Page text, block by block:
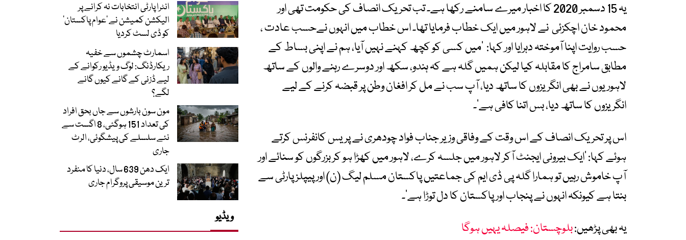
یہ 15 دسمبر 2020 کا اخبار میرے سامنے رکھا ہے۔ تب تحریک انصاف کی حکومت تھی اور
محمود خان اچکزئی نے لاہور میں ایک خطاب فرمایا تھا۔ اس خطاب میں انہوں نےحسب عادت ،
حسب روایت اپنا آموختہ دہرایا اور کہا: ’میں کسی کو کچھ کہنے نہیں آیا، ہم نے اپنی بساط کے
مطابق سامراج کا مقابلہ کیا لیکن ہمیں گلہ ہے کہ ہندو، سکھ اور دوسرے رہنے والوں کے ساتھ
لاہوریوں نے بھی انگریزوں کا ساتھ دیا، آپ سب نے مل کر افغان وطن پر قبضہ کرنے کے لیے
انگریزوں کا ساتھ دیا، بس اتنا کافی ہے‘۔
اس پر تحریک انصاف کے اس وقت کے وفاقی وزیر جناب فواد چودھری نے پریس کانفرنس کرتے
ہوئے کہا: ’ایک بیرونی ایجنٹ آکر لاہور میں جلسہ کرے، لاہور میں کھڑا ہو کر بزرگوں کو سنائے اور
آپ خاموش رہیں تو ہمارا گلہ پی ڈی ایم کی جماعتیں پاکستان مسلم لیگ (ن) اور پیپلزپارٹی سے
بنتا ہے کیونکہ انہوں نے پنجاب اور پاکستان کا دل توڑا ہے‘۔
یہ بھی پڑھیں:بلوچستان: فیصلہ یہیں ہوگا
انٹرا پارٹی انتخابات نہ کرانے پر
الیکشن کمیشن نے ’عوام پاکستان‘
کو ڈی لسٹ کردیا
اسمارٹ چشموں سے خفیہ
ریکارڈنگ: لوگ ویڈیو رکوانے کے
لیے ڈزنی کے گانے کیوں گانے
لگے؟
مون سون بارشوں سے جاں بحق افراد
کی تعداد 151 ہوگئی، 8 اگست سے
نئے سلسلے کی پیشگوئی، الرٹ
جاری
ایک دھن 639 سال، دنیا کا منفرد
ترین موسیقی پروگرام جاری
ویڈیو